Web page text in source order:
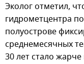
Эколог отметил,
гидрометцентра
полуострове
среднемесячных
30 лет стало жарче